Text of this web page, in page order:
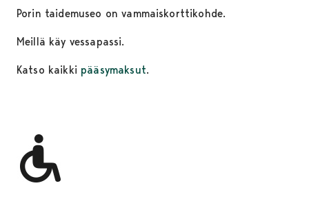
Porin taidemuseo on vammaiskorttikohde.
Meillä käy vessapassi.
Katso kaikki pääsymaksut.